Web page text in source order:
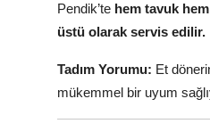
Pendik’te hem tavuk
üstü olarak servis edilir.
Tadım Yorumu: Et
mükemmel bir uyum